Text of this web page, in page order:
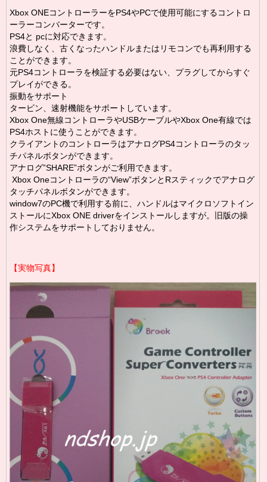
Xbox ONEコントローラーをPS4やPCで使用可能にするコントロ
ーラーコンバーターです。
PS4と pcに対応できます。
浪費しなく、古くなったハンドルまたはリモコンでも再利用する
ことができます。
元PS4コントローラを検証する必要はない、 プラグしてからすぐ
プレイができる。
振動をサポート
タービン、速射機能をサポートしています。
Xbox One無線コントローラやUSBケーブルやXbox One有線では
PS4ホストに使うことができます。
クライアントのコントローラはアナログPS4コントローラのタッ
チパネルボタンができます。
アナログ”SHARE”ボタンがご利用できます。
Xbox Oneコントローラの“View”ボタンとRスティックでアナログ
タッチパネルボタンができます。
window7のPC機で利用する前に、ハンドルはマイクロソフトイン
ストールにXbox ONE driverをインストールしますが。旧版の操
作システムをサポートしておりません。
【実物写真】